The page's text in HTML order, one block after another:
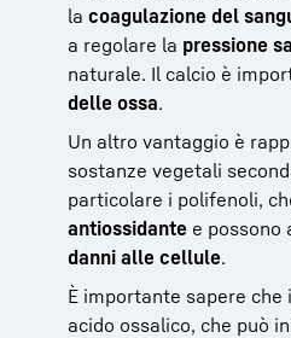
la coagulazione del
a regolare la pressione
naturale. Il calcio è
delle ossa.
Un altro vantaggio è
sostanze vegetali
particolare i polifenoli,
antiossidante e possono
danni alle cellule.
È importante sapere
acido ossalico, che può